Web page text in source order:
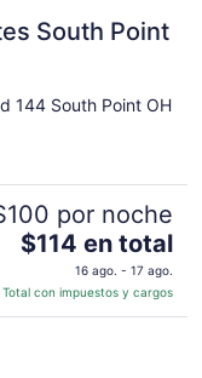
por
noche
South Point
144 South Point OH
por noche
El
precio
es
de
$114 en total
16 ago. - 17 ago.
Total con impuestos y cargos